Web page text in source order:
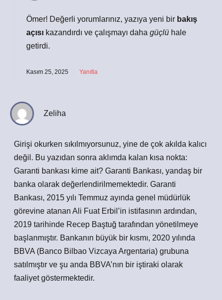
Ömer! Değerli yorumlarınız, yazıya yeni bir bakış
açısı kazandırdı ve çalışmayı daha güçlü hale
getirdi.
Kasım 25, 2025 Yanıtla
Zeliha
Girişi okurken sıkılmıyorsunuz, yine de çok akılda kalıcı
değil. Bu yazıdan sonra aklımda kalan kısa nokta:
Garanti bankası kime ait? Garanti Bankası, yandaş bir
banka olarak değerlendirilmemektedir. Garanti
Bankası, 2015 yılı Temmuz ayında genel müdürlük
görevine atanan Ali Fuat Erbil’in istifasının ardından,
2019 tarihinde Recep Baştuğ tarafından yönetilmeye
başlanmıştır. Bankanın büyük bir kısmı, 2020 yılında
BBVA (Banco Bilbao Vizcaya Argentaria) grubuna
satılmıştır ve şu anda BBVA’nın bir iştiraki olarak
faaliyet göstermektedir.